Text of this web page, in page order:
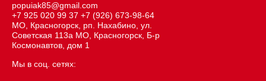
popuiak85@gmail.com
+7 925 020 99 37 +7 (926) 673-98-64
МО, Красногорск, рп. Нахабино, ул.
Советская 113а МО, Красногорск, Б-р
Космонавтов, дом 1
Мы в соц. сетях: